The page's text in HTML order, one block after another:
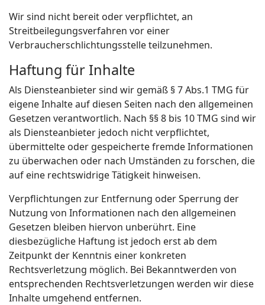
Wir sind nicht bereit oder verpflichtet, an
Streitbeilegungsverfahren vor einer
Verbraucherschlichtungsstelle teilzunehmen.
Haftung für Inhalte
Als Diensteanbieter sind wir gemäß § 7 Abs.1 TMG für
eigene Inhalte auf diesen Seiten nach den allgemeinen
Gesetzen verantwortlich. Nach §§ 8 bis 10 TMG sind wir
als Diensteanbieter jedoch nicht verpflichtet,
übermittelte oder gespeicherte fremde Informationen
zu überwachen oder nach Umständen zu forschen, die
auf eine rechtswidrige Tätigkeit hinweisen.
Verpflichtungen zur Entfernung oder Sperrung der
Nutzung von Informationen nach den allgemeinen
Gesetzen bleiben hiervon unberührt. Eine
diesbezügliche Haftung ist jedoch erst ab dem
Zeitpunkt der Kenntnis einer konkreten
Rechtsverletzung möglich. Bei Bekanntwerden von
entsprechenden Rechtsverletzungen werden wir diese
Inhalte umgehend entfernen.